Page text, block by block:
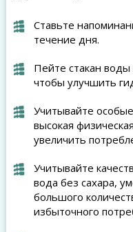
Ставьте
течение дня.
Пейте стакан
чтобы улучшить
Учитывайте
высокая
увеличить
Учитывайте
вода без сахара,
большого
избыточного